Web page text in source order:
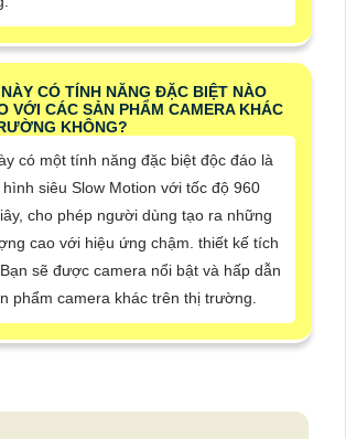
CÓ TÍNH NĂNG ĐẶC BIỆT NÀO
VỚI CÁC SẢN PHẨM CAMERA KHÁC
KHÔNG?
có một tính năng đặc biệt độc đáo là
siêu Slow Motion với tốc độ 960
cho phép người dùng tạo ra những
cao với hiệu ứng chậm. thiết kế tích
sẽ được camera nổi bật và hấp dẫn
phẩm camera khác trên thị trường.